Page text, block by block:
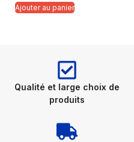
Ajouter au panier
Qualité et large choix de
produits